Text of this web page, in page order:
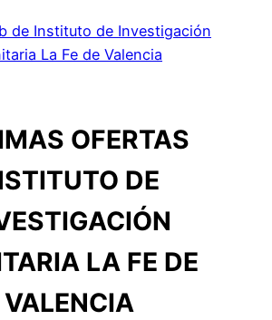
de Instituto de Investigación
La Fe de Valencia
OFERTAS
DE
LA FE DE
VALENCIA